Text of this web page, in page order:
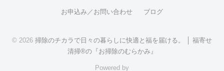
お申込み／お問い合わせ ブログ
© 2026 掃除のチカラで日々の暮らしに快適と福を届ける。 │ 福寄せ
清掃®の『お掃除のむらかみ』
Powered by